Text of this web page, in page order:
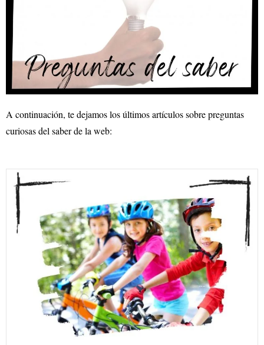
A continuación, te dejamos los últimos artículos sobre preguntas
curiosas del saber de la web: